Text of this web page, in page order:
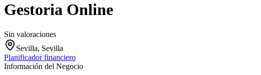
Gestoria Online
Sin valoraciones
Sevilla, Sevilla
Planificador financiero
Información del Negocio